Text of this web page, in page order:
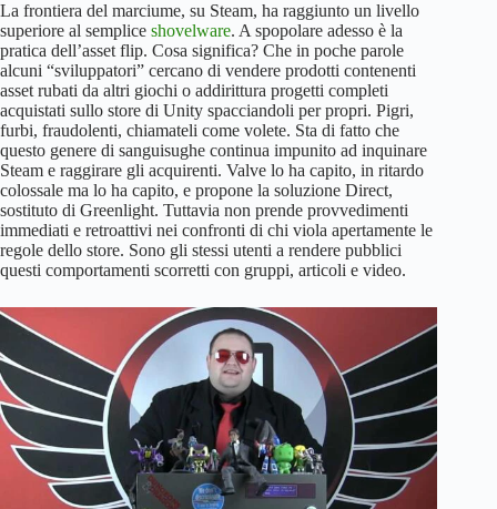
La frontiera del marciume, su Steam, ha raggiunto un livello
superiore al semplice shovelware. A spopolare adesso è la
pratica dell’asset flip. Cosa significa? Che in poche parole
alcuni “sviluppatori” cercano di vendere prodotti contenenti
asset rubati da altri giochi o addirittura progetti completi
acquistati sullo store di Unity spacciandoli per propri. Pigri,
furbi, fraudolenti, chiamateli come volete. Sta di fatto che
questo genere di sanguisughe continua impunito ad inquinare
Steam e raggirare gli acquirenti. Valve lo ha capito, in ritardo
colossale ma lo ha capito, e propone la soluzione Direct,
sostituto di Greenlight. Tuttavia non prende provvedimenti
immediati e retroattivi nei confronti di chi viola apertamente le
regole dello store. Sono gli stessi utenti a rendere pubblici
questi comportamenti scorretti con gruppi, articoli e video.